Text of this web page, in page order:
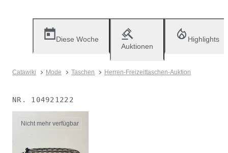
Diese Woche
Auktionen
Highlights
Catawiki Mode Taschen Herren-Freizeittaschen-Auktion
NR. 104921222
Nicht mehr verfügbar